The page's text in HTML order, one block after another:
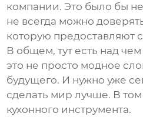
компании. Это было бы
не всегда можно
которую предоставляют
В общем, тут есть над
это не просто модное
будущего. И нужно уже
сделать мир лучше. В
кухонного инструмента.